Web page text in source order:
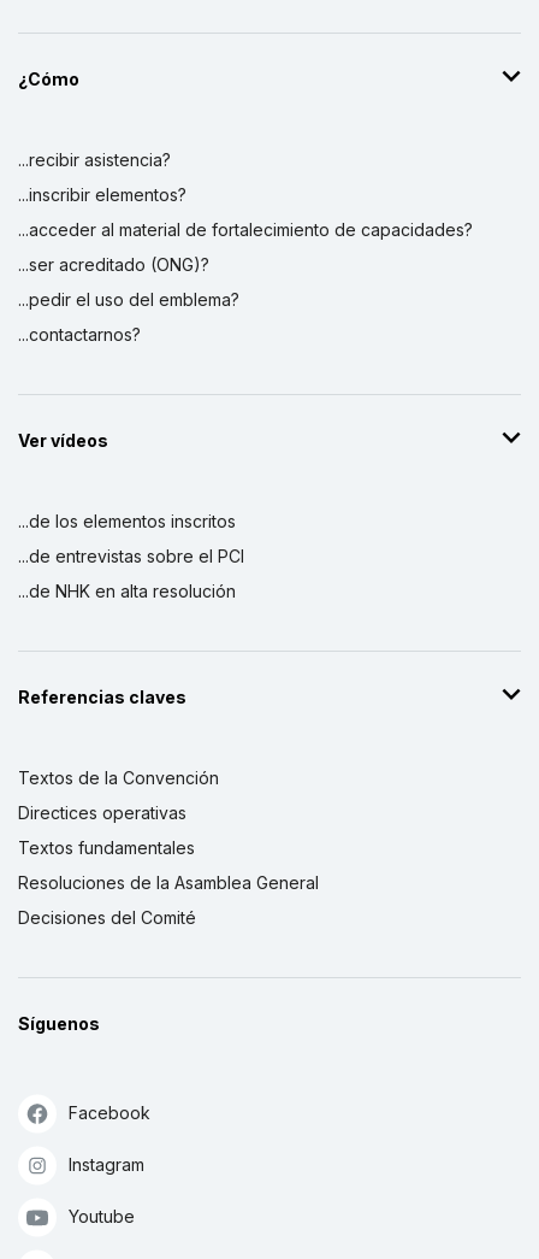
¿Cómo
...recibir asistencia?
...inscribir elementos?
...acceder al material de fortalecimiento de capacidades?
...ser acreditado (ONG)?
...pedir el uso del emblema?
...contactarnos?
Ver vídeos
...de los elementos inscritos
...de entrevistas sobre el PCI
...de NHK en alta resolución
Referencias claves
Textos de la Convención
Directices operativas
Textos fundamentales
Resoluciones de la Asamblea General
Decisiones del Comité
Síguenos
Facebook
Instagram
Youtube